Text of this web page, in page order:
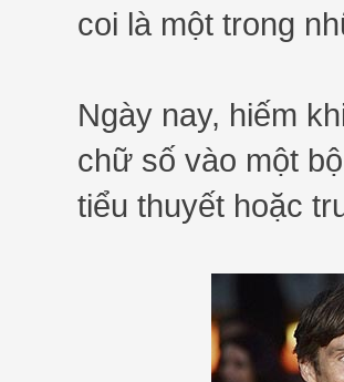
coi là một trong
Ngày nay, hiếm
chữ số vào một
tiểu thuyết hoặc